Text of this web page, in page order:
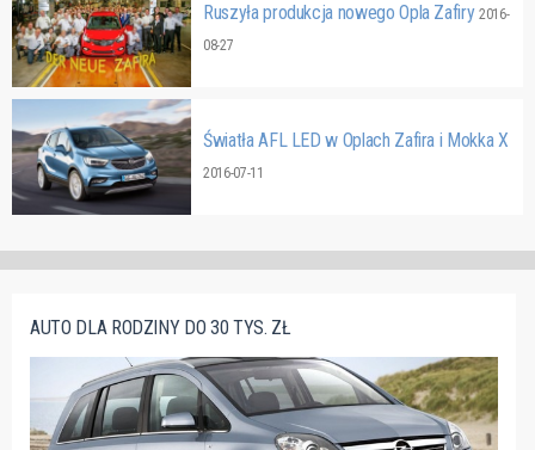
Ruszyła produkcja nowego Opla Zafiry2016-
08-27
Światła AFL LED w Oplach Zafira i Mokka X
2016-07-11
AUTO DLA RODZINY DO 30 TYS. ZŁ